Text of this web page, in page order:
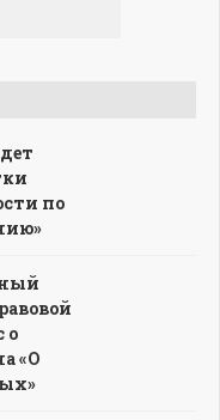
по
о
«О